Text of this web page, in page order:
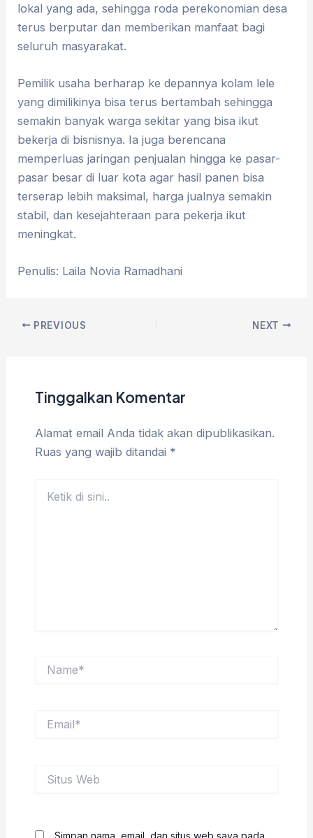
lokal yang ada, sehingga roda perekonomian desa
terus berputar dan memberikan manfaat bagi
seluruh masyarakat.
Pemilik usaha berharap ke depannya kolam lele
yang dimilikinya bisa terus bertambah sehingga
semakin banyak warga sekitar yang bisa ikut
bekerja di bisnisnya. Ia juga berencana
memperluas jaringan penjualan hingga ke pasar-
pasar besar di luar kota agar hasil panen bisa
terserap lebih maksimal, harga jualnya semakin
stabil, dan kesejahteraan para pekerja ikut
meningkat.
Penulis: Laila Novia Ramadhani
PREVIOUS NEXT
Tinggalkan Komentar
Alamat email Anda tidak akan dipublikasikan.
Ruas yang wajib ditandai *
Web
Simpan nama, email, dan situs web saya pada